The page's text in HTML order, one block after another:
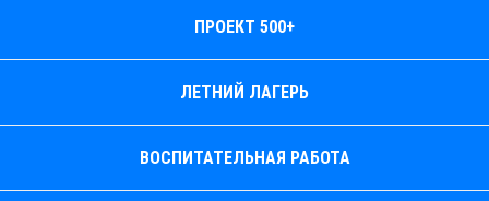
ПРОЕКТ 500+
ЛЕТНИЙ ЛАГЕРЬ
ВОСПИТАТЕЛЬНАЯ РАБОТА